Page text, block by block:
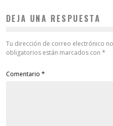
DEJA UNA RESPUESTA
Tu dirección de correo electrónico
obligatorios están marcados con *
Comentario *